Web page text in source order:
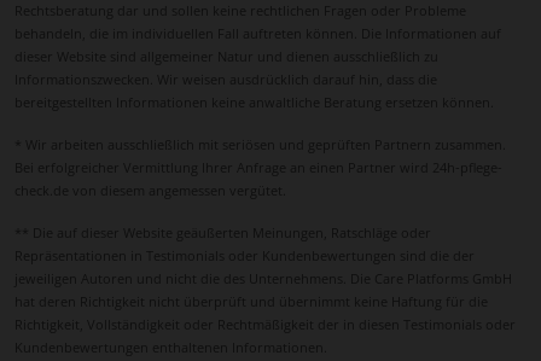
Rechtsberatung dar und sollen keine rechtlichen Fragen oder Probleme
behandeln, die im individuellen Fall auftreten können. Die Informationen auf
dieser Website sind allgemeiner Natur und dienen ausschließlich zu
Informationszwecken. Wir weisen ausdrücklich darauf hin, dass die
bereitgestellten Informationen keine anwaltliche Beratung ersetzen können.
* Wir arbeiten ausschließlich mit seriösen und geprüften Partnern zusammen.
Bei erfolgreicher Vermittlung Ihrer Anfrage an einen Partner wird 24h-pflege-
check.de von diesem angemessen vergütet.
** Die auf dieser Website geäußerten Meinungen, Ratschläge oder
Repräsentationen in Testimonials oder Kundenbewertungen sind die der
jeweiligen Autoren und nicht die des Unternehmens. Die Care Platforms GmbH
hat deren Richtigkeit nicht überprüft und übernimmt keine Haftung für die
Richtigkeit, Vollständigkeit oder Rechtmäßigkeit der in diesen Testimonials oder
Kundenbewertungen enthaltenen Informationen.